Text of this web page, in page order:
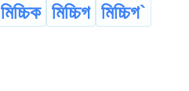
মিচ্চিক মিচ্চিগ মিচ্চিগ`